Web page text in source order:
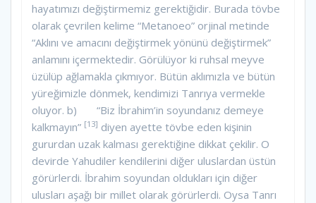
hayatımızı değiştirmemiz gerektiğidir. Burada tövbe
olarak çevrilen kelime “Metanoeo” orjinal metinde
“Aklını ve amacını değiştirmek yönünü değiştirmek”
anlamını içermektedir. Görülüyor ki ruhsal meyve
üzülüp ağlamakla çıkmıyor. Bütün aklımızla ve bütün
yüreğimizle dönmek, kendimizi Tanrıya vermekle
oluyor. b) “Biz İbrahim’in soyundanız demeye
kalkmayın” [13] diyen ayette tövbe eden kişinin
gururdan uzak kalması gerektiğine dikkat çekilir. O
devirde Yahudiler kendilerini diğer uluslardan üstün
görürlerdi. İbrahim soyundan oldukları için diğer
ulusları aşağı bir millet olarak görürlerdi. Oysa Tanrı